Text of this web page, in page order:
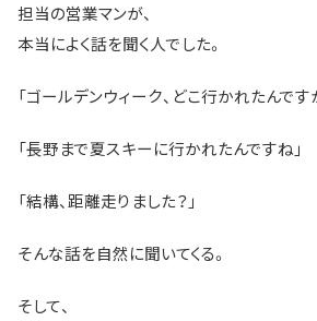
担当の営業マンが、
本当によく話を聞く人でした。
「ゴールデンウィーク、どこ行かれたんです
「長野まで夏スキーに行かれたんですね」
「結構、距離走りました？」
そんな話を自然に聞いてくる。
そして、